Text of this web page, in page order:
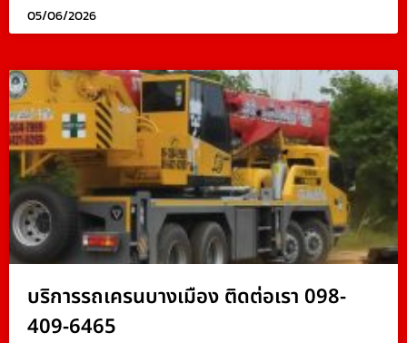
05/06/2026
บริการรถเครนบางเมือง ติดต่อเรา 098-
409-6465